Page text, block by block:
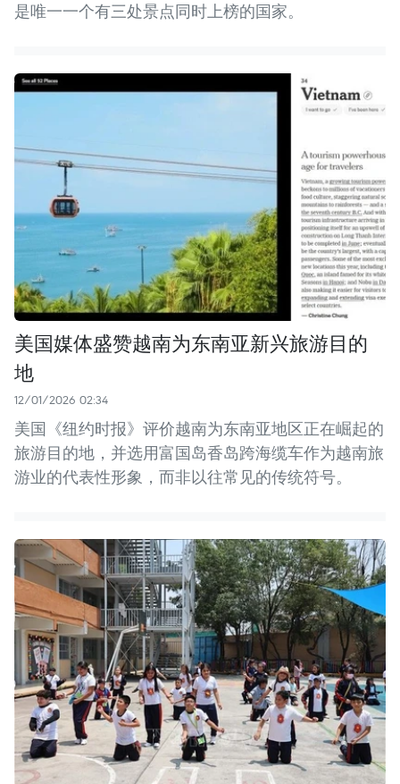
是唯一一个有三处景点同时上榜的国家。
美国媒体盛赞越南为东南亚新兴旅游目的
地
12/01/2026 02:34
美国《纽约时报》评价越南为东南亚地区正在崛起的
旅游目的地，并选用富国岛香岛跨海缆车作为越南旅
游业的代表性形象，而非以往常见的传统符号。